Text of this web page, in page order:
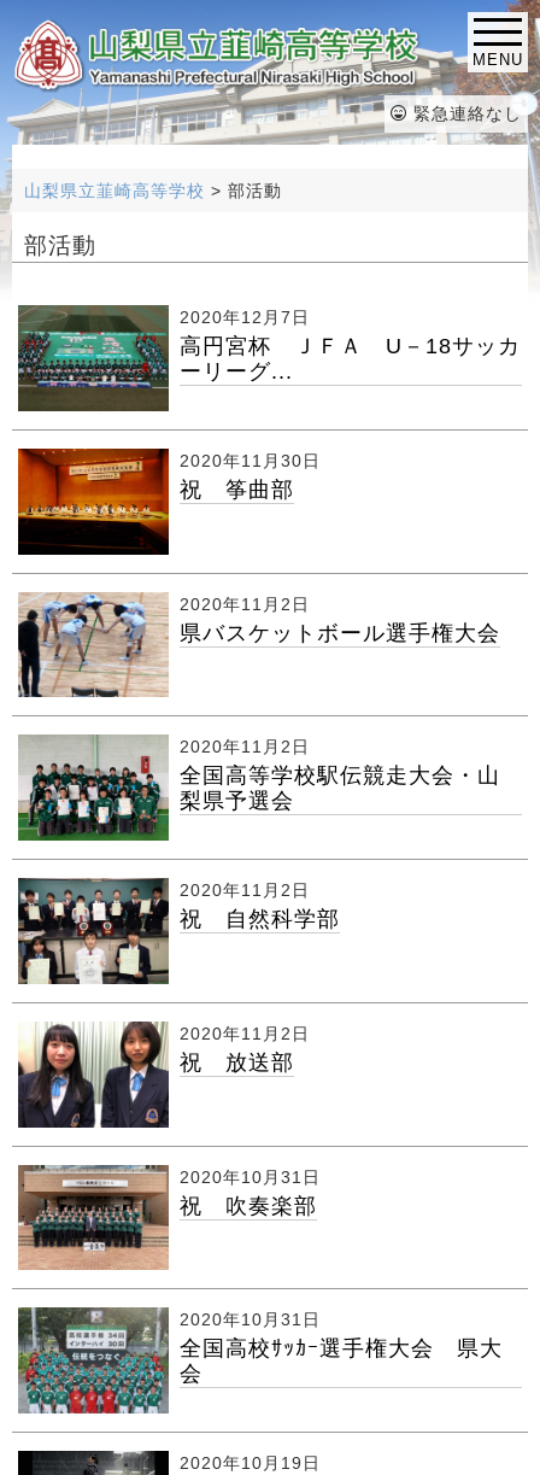
MENU
緊急連絡なし
山梨県立韮崎高等学校 > 部活動
部活動
2020年12月7日
高円宮杯 ＪＦＡ U－18サッカ
ーリーグ...
2020年11月30日
祝 筝曲部
2020年11月2日
県バスケットボール選手権大会
2020年11月2日
全国高等学校駅伝競走大会・山
梨県予選会
2020年11月2日
祝 自然科学部
2020年11月2日
祝 放送部
2020年10月31日
祝 吹奏楽部
2020年10月31日
全国高校ｻｯｶｰ選手権大会 県大
会
2020年10月19日